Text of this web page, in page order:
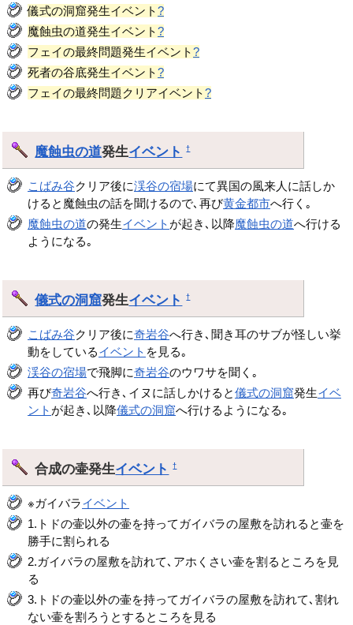
儀式の洞窟発生イベント?
魔蝕虫の道発生イベント?
フェイの最終問題発生イベント?
死者の谷底発生イベント?
フェイの最終問題クリアイベント?
魔蝕虫の道発生イベント †
こばみ谷クリア後に渓谷の宿場にて異国の風来人に話しか
けると魔蝕虫の話を聞けるので､再び黄金都市へ行く｡
魔蝕虫の道の発生イベント が起き､以降魔蝕虫の道へ行ける
ようになる｡
儀式の洞窟発生イベント †
こばみ谷クリア後に奇岩谷へ行き､聞き耳のサブが怪しい挙
動をしているイベント を見る｡
渓谷の宿場で飛脚に奇岩谷のウワサを聞く｡
再び奇岩谷へ行き､イヌに話しかけると儀式の洞窟発生イベ
ント が起き､以降儀式の洞窟へ行けるようになる｡
合成の壷発生イベント †
※ガイバライベント
1.トドの壷以外の壷を持ってガイバラの屋敷を訪れると壷を
勝手に割られる
2.ガイバラの屋敷を訪れて､アホくさい壷を割るところを見
る
3.トドの壷以外の壷を持ってガイバラの屋敷を訪れて､割れ
ない壷を割ろうとするところを見る